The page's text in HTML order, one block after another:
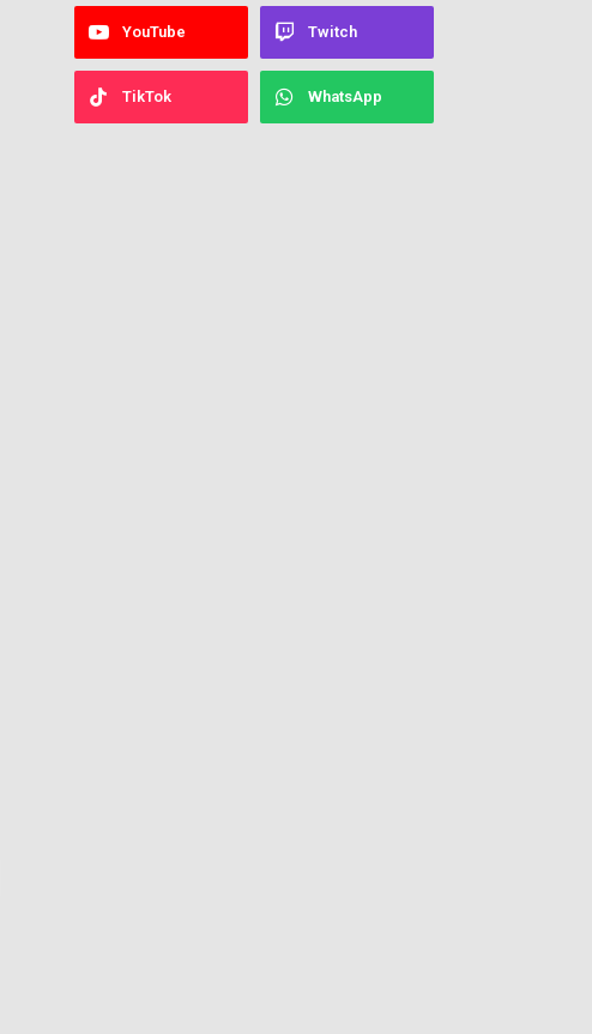
YouTube Twitch
TikTok WhatsApp